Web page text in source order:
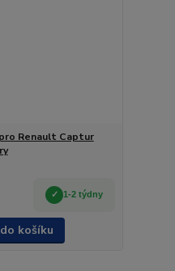
Renault Captur
1-2 týdny
košíku